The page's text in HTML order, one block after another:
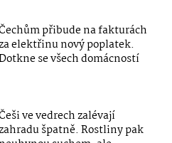
přibude na fakturách
elektřinu nový poplatek.
se všech domácností
ve vedrech zalévají
špatně. Rostliny pak